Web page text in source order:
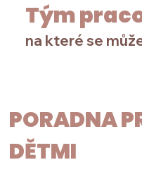
Tým
na které se
PORADNA
DĚTMI